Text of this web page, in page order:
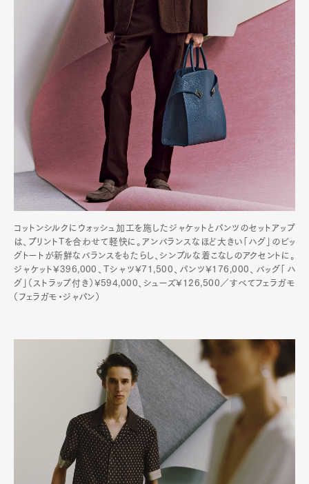
コットンシルクにウォッシュ加工を施したジャケットとパンツのセットアップ
は、プリントTを合わせて軽快に。アンバランスなほど大きい「ハグ」のビッ
グトートが新鮮なバランスをもたらし、シンプルな着こなしのアクセントに。
ジャケット¥396,000、Tシャツ¥71,500、パンツ¥176,000、バッグ「ハ
グ」（ストラップ付き）¥594,000、シューズ¥126,500／すべてフェラガモ
（フェラガモ・ジャパン）